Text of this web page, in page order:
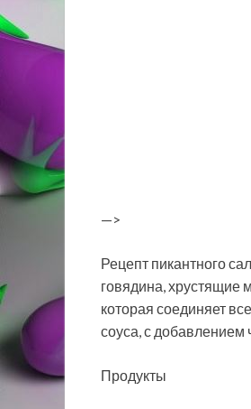
—>
Рецепт пикантного
говядина, хрустящие
которая соединяет
соуса, с добавлением
Продукты